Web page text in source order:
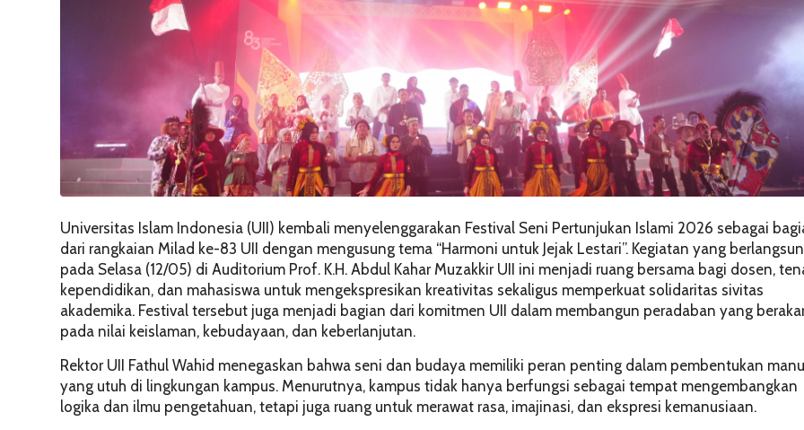
Universitas Islam Indonesia (UII) kembali menyelenggarakan Festival Seni Pertunjukan Islami 2026 sebagai
dari rangkaian Milad ke-83 UII dengan mengusung tema “Harmoni untuk Jejak Lestari”. Kegiatan yang
pada Selasa (12/05) di Auditorium Prof. K.H. Abdul Kahar Muzakkir UII ini menjadi ruang bersama bagi dosen,
kependidikan, dan mahasiswa untuk mengekspresikan kreativitas sekaligus memperkuat solidaritas sivitas
akademika. Festival tersebut juga menjadi bagian dari komitmen UII dalam membangun peradaban yang
pada nilai keislaman, kebudayaan, dan keberlanjutan.
Rektor UII Fathul Wahid menegaskan bahwa seni dan budaya memiliki peran penting dalam pembentukan
yang utuh di lingkungan kampus. Menurutnya, kampus tidak hanya berfungsi sebagai tempat mengembangkan
logika dan ilmu pengetahuan, tetapi juga ruang untuk merawat rasa, imajinasi, dan ekspresi kemanusiaan.